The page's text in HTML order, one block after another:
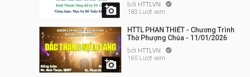
 bởi HTTLVN 
183 Lượt xem

HTTL PHAN THIẾT - Chương Trình
Thờ Phượng Chúa - 11/01/2026
bởi HTTLVN 
165 Lượt xem